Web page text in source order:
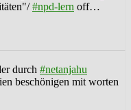
#npd-lern off…
durch #netanjahu
beschönigen mit worten